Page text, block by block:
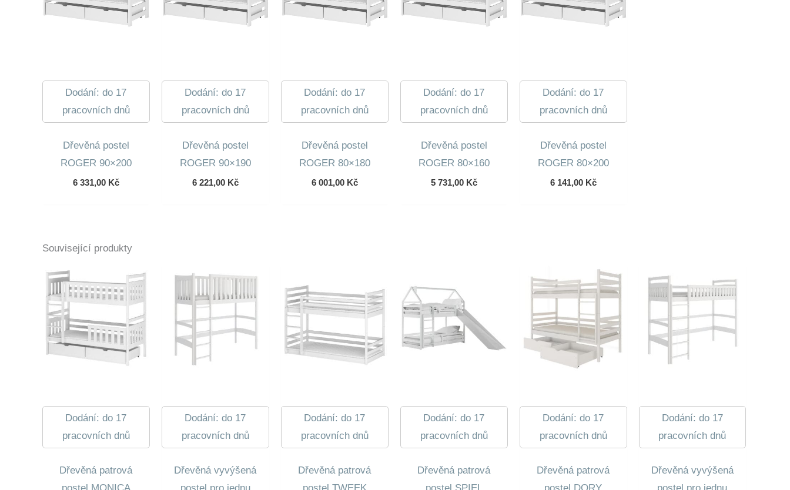
Dodání: do 17
pracovních dnů
Dřevěná postel
ROGER 90×200
6 331,00 Kč
Dodání: do 17
pracovních dnů
Dřevěná postel
ROGER 90×190
6 221,00 Kč
Dodání: do 17
pracovních dnů
Dřevěná postel
ROGER 80×180
6 001,00 Kč
Dodání: do 17
pracovních dnů
Dřevěná postel
ROGER 80×160
5 731,00 Kč
Dodání: do 17
pracovních dnů
Dřevěná postel
ROGER 80×200
6 141,00 Kč
Související produkty
Dodání: do 17
pracovních dnů
Dřevěná patrová
Dodání: do 17
pracovních dnů
Dřevěná vyvýšená
Dodání: do 17
pracovních dnů
Dřevěná patrová
Dodání: do 17
pracovních dnů
Dřevěná patrová
Dodání: do 17
pracovních dnů
Dřevěná patrová
Dodání: do 17
pracovních dnů
Dřevěná vyvýšená